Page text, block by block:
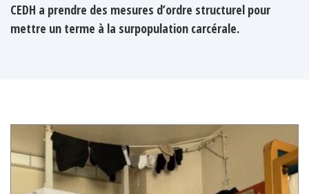
CEDH a prendre des mesures d’ordre structurel pour
mettre un terme à la surpopulation carcérale.